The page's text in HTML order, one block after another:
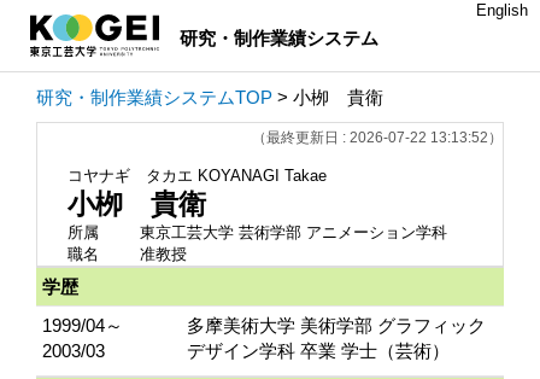
研究・制作業績システム
English
研究・制作業績システムTOP > 小栁 貴衛
（最終更新日 : 2026-07-22 13:13:52）
コヤナギ タカエ KOYANAGI Takae
小栁 貴衛
所属
東京工芸大学 芸術学部 アニメーション学科
職名
准教授
学歴
1999/04～
2003/03
多摩美術大学 美術学部 グラフィック
デザイン学科 卒業 学士（芸術）